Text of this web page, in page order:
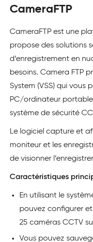
CameraFTP
CameraFTP est une
propose des solutions
d’enregistrement en
besoins. Camera FTP
System (VSS) qui vous
PC/ordinateur
système de sécurité
Le logiciel capture et
moniteur et les
de visionner
Caractéristiques
En utilisant le
pouvez configurer
25 caméras CCTV
Vous pouvez